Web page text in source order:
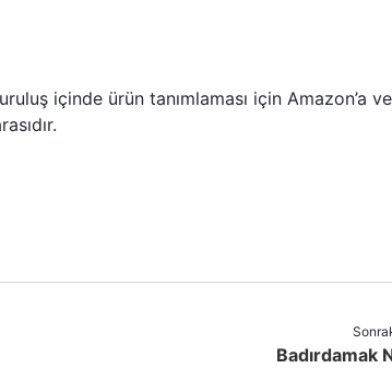
içinde ürün tanımlaması için Amazon’a
Badırdamak